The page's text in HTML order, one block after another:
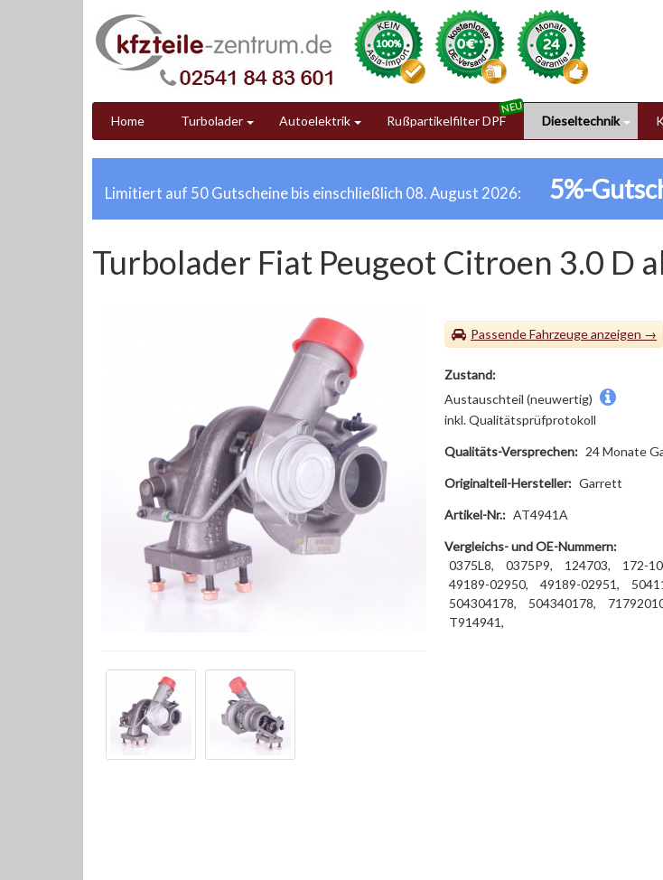
Home Turbolader Autoelektrik Rußpartikelfilter DPF Dieseltechnik
Limitiert auf 50 Gutscheine bis einschließlich 08. August 2026: 5%-
Turbolader Fiat Peugeot Citroen 3.0 D
Passende Fahrzeuge
Zustand:
Austauschteil (neuwertig)
inkl. Qualitätsprüfprotokoll
Qualitäts-Versprechen: 24 Monate
Originalteil-Hersteller: Garrett
Artikel-Nr.: AT4941A
Vergleichs- und OE-Nummern:
0375L8,
0375P9, 124703, 172-
49189-02950,
49189-02951,
504304178,
504340178,
T914941,